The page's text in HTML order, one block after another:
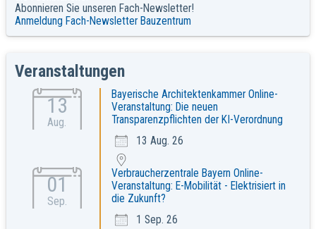
Abonnieren Sie unseren Fach-Newsletter!
Anmeldung Fach-Newsletter Bauzentrum
Veranstaltungen
13
Aug.
Bayerische Architektenkammer Online-
Veranstaltung: Die neuen
Transparenzpflichten der KI-Verordnung
13 Aug. 26
01
Sep.
Verbraucherzentrale Bayern Online-
Veranstaltung: E-Mobilität - Elektrisiert in
die Zukunft?
1 Sep. 26